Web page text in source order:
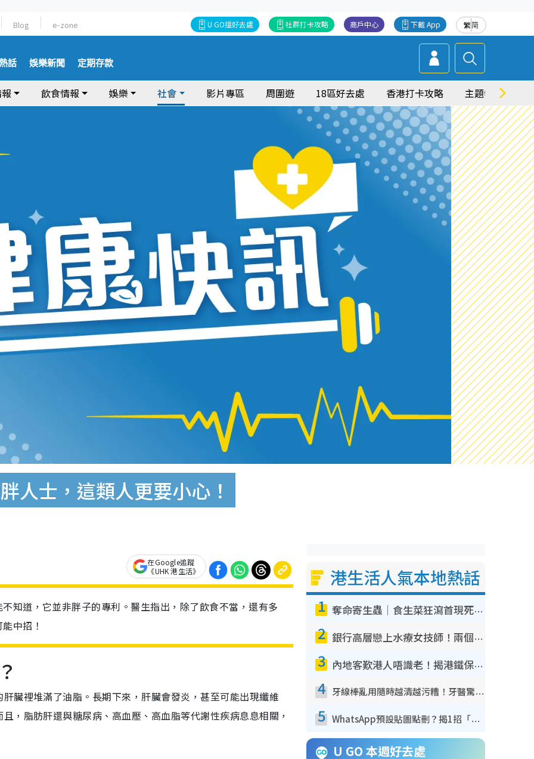
Blog e-zone 繁简
下載 App
商戶中心
社群打卡攻略
U GO搵好去處
話 娛樂新聞 定期存款
飲食情報 娛樂 社會 影片專區 周圍遊 18區好去處 香港打卡攻略 主題特集
人士，這類人更要小心！
在Google追蹤
《UHK 港生活》
知道，它並非胖子的專利。醫生指出，除了飲食不當，還有多
中招！
臟裡堆滿了油脂。長期下來，肝臟會發炎，甚至可能出現纖維
，脂肪肝還與糖尿病、高血壓、高血脂等代謝性疾病息息相關，
港生活人氣本地熱話
1 奪命寄生蟲｜食生菜狂瀉首現死者！疫潮惡化錄1.8萬宗病例 揭洗菜3大謬誤
2 銀行高層戀上水療女技師！兩個月借128萬驚覺「沉船」沉落火海 揭背後疑似邪教操控賣淫
3 內地客歎港人唔識老！揭港鐵保鮮級冷氣 港人求放過：咪投訴
4 牙線棒亂用隨時越清越污糟！牙醫驚揭盲目過戶細菌恐致蛀牙：呢種先係日常真保養
5 WhatsApp預設貼圖點刪？揭1招「反向操作」還原簡潔介面 附3步實測教學
U GO 本週好去處